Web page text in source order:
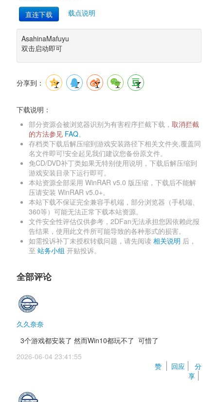
直连下载
载点说明
AsahinaMafuyu
双击启动即可
分享到：
下载说明：
部分资源会被浏览器识别为有害程序拦截下载， 取消拦截
的方法参见 FAQ。
存档类下载后解压缩到游戏安装路径下相关文件夹,覆盖同
名文件即可!安全起见我们建议您备份原文件。
免CD/DVD补丁类如果无特别使用说明，下载后解压缩到
游戏安装目录下运行即可。
本站资源全部采用 WinRAR v5.0 版压缩，下载后不能解
压请安装 WinRAR v5.0+。
本站下载不保证完全兼容手机端，部分浏览器（手机端、
360等）可能无法正常下载本站资源。
文件安全性评估仅供参考，2DFan无法承担您因依赖此报
告结果，使用此文件所可能导致的各种形式的损害。
如需投诉补丁未授权转载问题，请先阅读 相关说明 后，
至 站务小组 开贴投诉。
全部评论
久久奈奈
3个游戏都安装了 然而Win10都玩不了 可惜了
2026-06-04 23:41:55
赞
回应
分
享